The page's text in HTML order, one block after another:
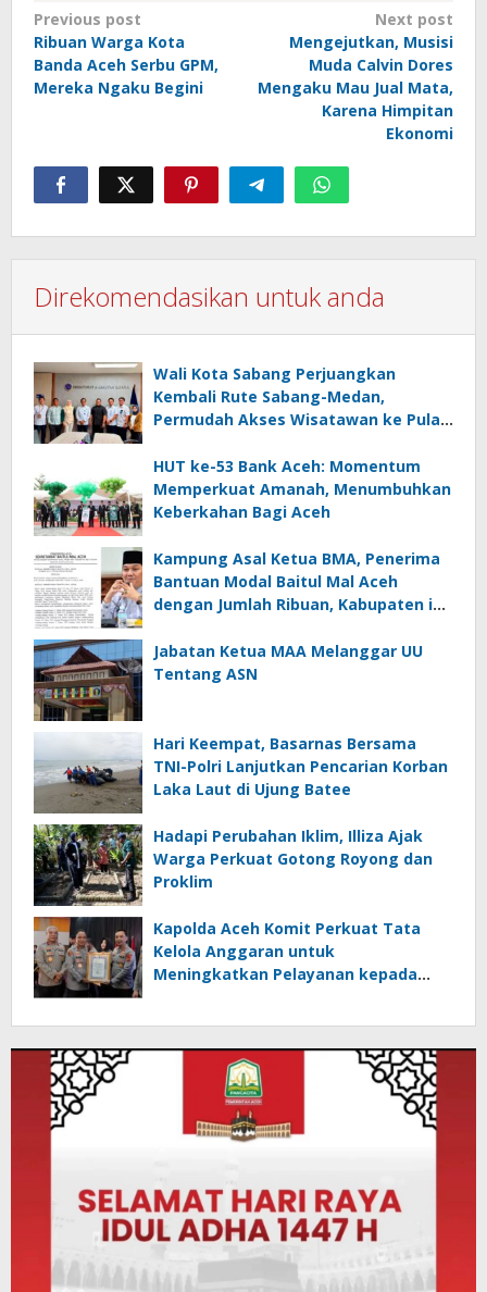
Post
navigation
Previous post
Ribuan Warga Kota
Banda Aceh Serbu GPM,
Mereka Ngaku Begini
Next post
Mengejutkan, Musisi
Muda Calvin Dores
Mengaku Mau Jual Mata,
Karena Himpitan
Ekonomi
Direkomendasikan untuk anda
Wali Kota Sabang Perjuangkan
Kembali Rute Sabang-Medan,
Permudah Akses Wisatawan ke Pulau
HUT ke-53 Bank Aceh: Momentum
Memperkuat Amanah, Menumbuhkan
Keberkahan Bagi Aceh
Kampung Asal Ketua BMA, Penerima
Bantuan Modal Baitul Mal Aceh
dengan Jumlah Ribuan, Kabupaten ini
Jabatan Ketua MAA Melanggar UU
Tentang ASN
Hari Keempat, Basarnas Bersama
TNI-Polri Lanjutkan Pencarian Korban
Laka Laut di Ujung Batee
Hadapi Perubahan Iklim, Illiza Ajak
Warga Perkuat Gotong Royong dan
Proklim
Kapolda Aceh Komit Perkuat Tata
Kelola Anggaran untuk
Meningkatkan Pelayanan kepada